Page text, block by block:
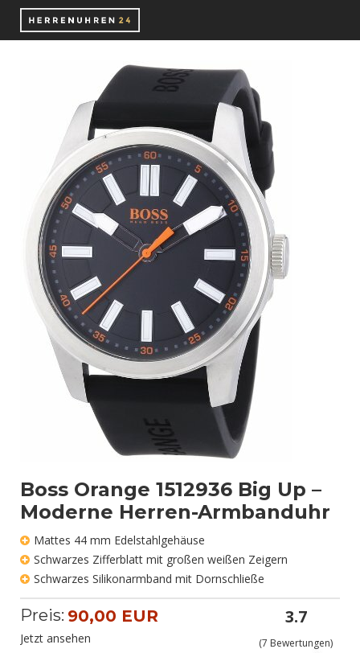
Boss Orange 1512936 Big Up –
Moderne Herren-Armbanduhr
Mattes 44 mm Edelstahlgehäuse
Schwarzes Zifferblatt mit großen weißen Zeigern
Schwarzes Silikonarmband mit Dornschließe
Preis: 90,00 EUR
Jetzt ansehen
3.7
(7 Bewertungen)